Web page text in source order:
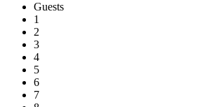
Guests
1
2
3
4
5
6
7